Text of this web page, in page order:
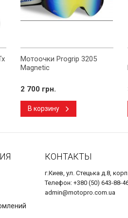
Мотоочки Progrip 3205
Magnetic
2 700 грн.
В корзину
КОНТАКТЫ
г.Киев, ул. Стецька д.8,
Телефон: +380 (50) 643-88-
admin@motopro.com.ua